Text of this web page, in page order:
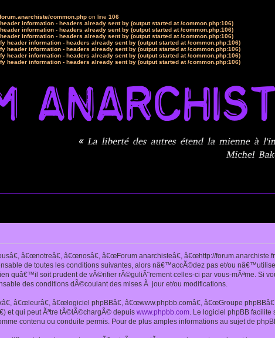
common.php on line 106
information - headers already sent by (output started at /common.php:106)
information - headers already sent by (output started at /common.php:106)
information - headers already sent by (output started at /common.php:106)
header information - headers already sent by (output started at /common.php:106)
header information - headers already sent by (output started at /common.php:106)
header information - headers already sent by (output started at /common.php:106)
header information - headers already sent by (output started at /common.php:106)
â€œnotreâ€, â€œnosâ€, â€œForum anarchisteâ€, â€œhttp://
de toutes les conditions suivantes, alors nâ€™accÃ©dez pas et/ou
quâ€™il soit prudent de vÃ©rifier rÃ©guliÃ¨rement celles-ci par vous-mÃªme. Si
des conditions dÃ©coulant des mises Ã jour et/ou modifications.
â€œleurâ€, â€œlogiciel phpBBâ€, â€œwww.phpbb.comâ€, â€œGroupe
et qui peut Ãªtre tÃ©lÃ©chargÃ© depuis www.phpbb.com. Le logiciel phpBB
contenu ou conduite permis. Pour de plus amples informations au sujet de